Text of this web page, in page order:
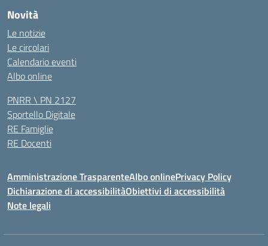
Novità
Le notizie
Le circolari
Calendario eventi
Albo online
PNRR \ PN 2127
Sportello Digitale
RE Famiglie
RE Docenti
Amministrazione TrasparenteAlbo onlinePrivacy Policy
Dichiarazione di accessibilitàObiettivi di accessibilità
Note legali